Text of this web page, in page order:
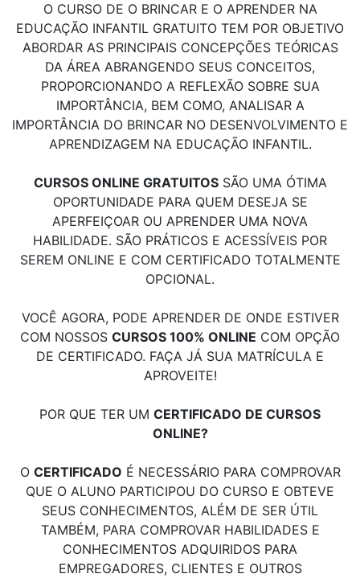
O CURSO DE O BRINCAR E O APRENDER NA
EDUCAÇÃO INFANTIL GRATUITO TEM POR OBJETIVO
ABORDAR AS PRINCIPAIS CONCEPÇÕES TEÓRICAS
DA ÁREA ABRANGENDO SEUS CONCEITOS,
PROPORCIONANDO A REFLEXÃO SOBRE SUA
IMPORTÂNCIA, BEM COMO, ANALISAR A
IMPORTÂNCIA DO BRINCAR NO DESENVOLVIMENTO E
APRENDIZAGEM NA EDUCAÇÃO INFANTIL.
CURSOS ONLINE GRATUITOSSÃO UMA ÓTIMA
OPORTUNIDADE PARA QUEM DESEJA SE
APERFEIÇOAR OU APRENDER UMA NOVA
HABILIDADE. SÃO PRÁTICOS E ACESSÍVEIS POR
SEREM ONLINE E COM CERTIFICADO TOTALMENTE
OPCIONAL.
VOCÊ AGORA, PODE APRENDER DE ONDE ESTIVER
COM NOSSOS CURSOS 100% ONLINE COM OPÇÃO
DE CERTIFICADO. FAÇA JÁ SUA MATRÍCULA E
APROVEITE!
POR QUE TER UM CERTIFICADO DE CURSOS
ONLINE?
O CERTIFICADO É NECESSÁRIO PARA COMPROVAR
QUE O ALUNO PARTICIPOU DO CURSO E OBTEVE
SEUS CONHECIMENTOS, ALÉM DE SER ÚTIL
TAMBÉM, PARA COMPROVAR HABILIDADES E
CONHECIMENTOS ADQUIRIDOS PARA
EMPREGADORES, CLIENTES E OUTROS